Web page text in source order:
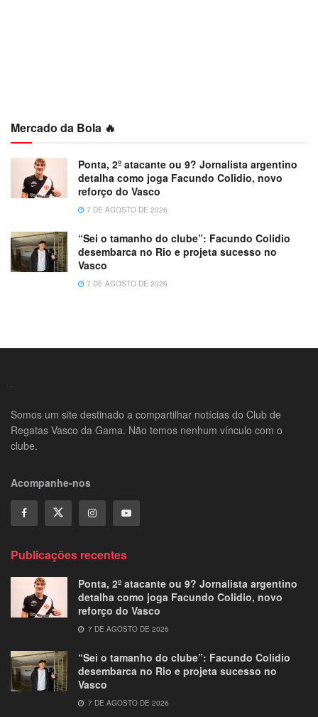
Mercado da Bola 🔥
Ponta, 2º atacante ou 9? Jornalista argentino
detalha como joga Facundo Colidio, novo
reforço do Vasco
7 DE AGOSTO DE 2026
“Sei o tamanho do clube”: Facundo Colidio
desembarca no Rio e projeta sucesso no
Vasco
7 DE AGOSTO DE 2026
Somos um site destinado a compartilhar notícias do Club de
Regatas Vasco da Gama. Não temos nenhum vínculo com o
clube.
Acompanhe-nos
Publicações recentes
Ponta, 2º atacante ou 9? Jornalista argentino
detalha como joga Facundo Colidio, novo
reforço do Vasco
7 DE AGOSTO DE 2026
“Sei o tamanho do clube”: Facundo Colidio
desembarca no Rio e projeta sucesso no
Vasco
7 DE AGOSTO DE 2026